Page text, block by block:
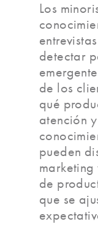
Los
detectar
de los
qué
atención
pueden
de
que se